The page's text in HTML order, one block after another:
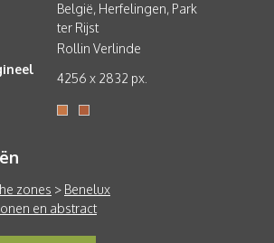
België, Herfelingen, Park
ter Rijst
Rollin Verlinde
4256 x 2832 px.
zones > Benelux
en abstract